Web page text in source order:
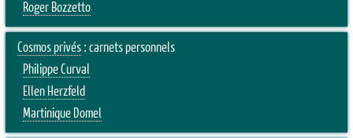
Roger Bozzetto
Cosmos privés : carnets personnels
Philippe Curval
Ellen Herzfeld
Martinique Domel